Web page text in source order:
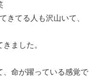
きてる人も沢山いて、
ました。
、命が躍っている感覚で